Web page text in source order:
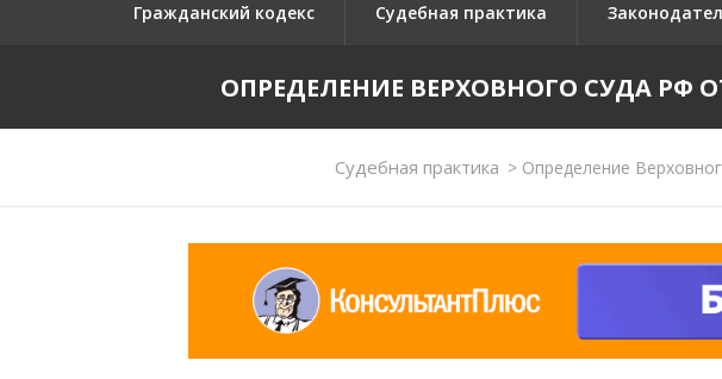
Гражданский кодекс Судебная практика
ОПРЕДЕЛЕНИЕ ВЕРХОВНОГО СУДА РФ ОТ
Судебная практика >Определение